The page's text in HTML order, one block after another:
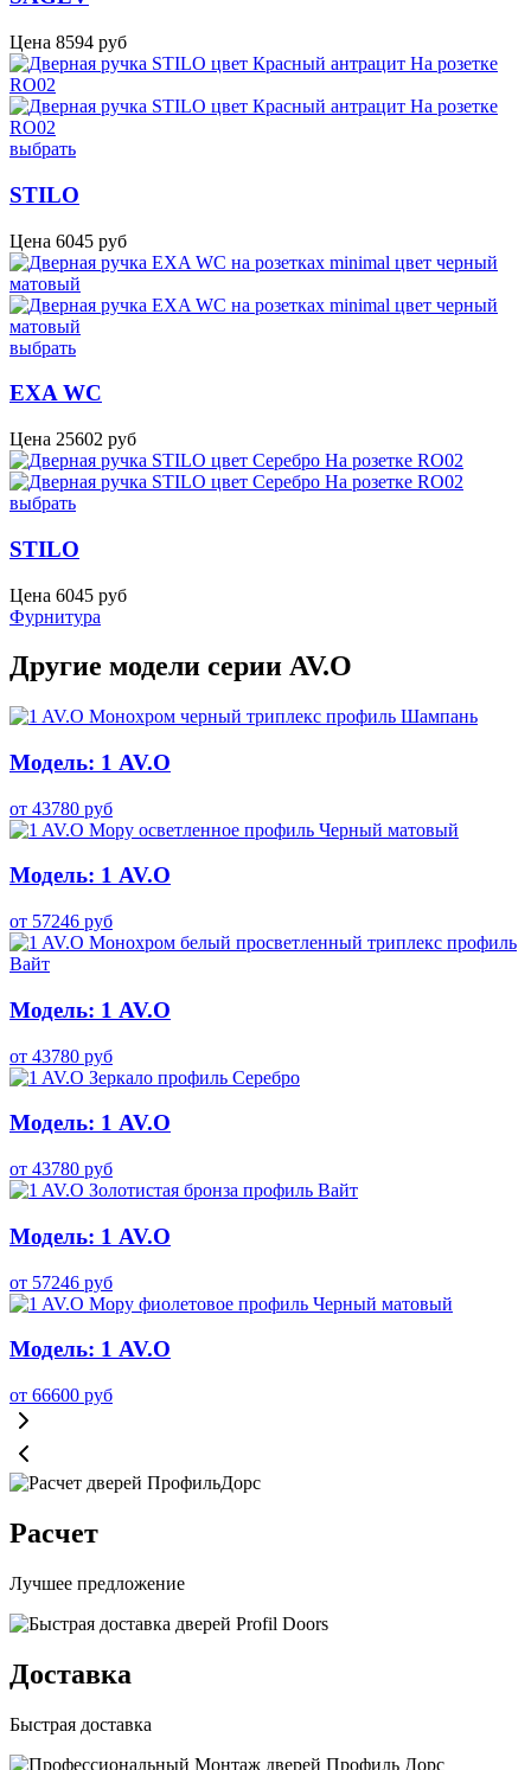
Цена 8594 руб
выбрать
STILO
Цена 6045 руб
выбрать
EXA WC
Цена 25602 руб
выбрать
STILO
Цена 6045 руб
Фурнитура
Другие модели серии AV.O
Модель: 1 AV.O
от 43780 руб
Модель: 1 AV.O
от 57246 руб
Модель: 1 AV.O
от 43780 руб
Модель: 1 AV.O
от 43780 руб
Модель: 1 AV.O
от 57246 руб
Модель: 1 AV.O
от 66600 руб
Расчет
Лучшее предложение
Доставка
Быстрая доставка